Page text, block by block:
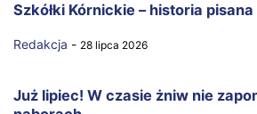
Szkółki Kórnickie – historia
Redakcja - 28 lipca 2026
Już lipiec! W czasie żniw nie